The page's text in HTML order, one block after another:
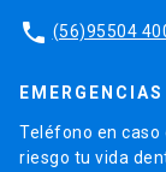
phone (56)95504
EMERGENCIAS
Teléfono en caso
riesgo tu vida